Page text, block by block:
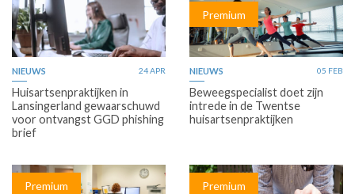
NIEUWS 24 APR
Huisartsenpraktijken in
Lansingerland gewaarschuwd
voor ontvangst GGD phishing
brief
Premium
NIEUWS 05 FEB
Beweegspecialist doet zijn
intrede in de Twentse
huisartsenpraktijken
Premium Premium